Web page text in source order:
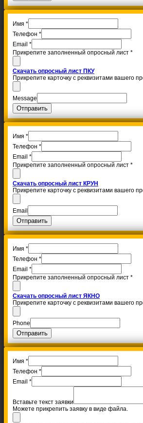
Имя *
Телефон *
Email *
Прикрепите заполненный опросный лист *
Скачать опросный лист ПКУ
Прикрепите карточку с реквизитами вашего
Message
Отправить
Имя *
Телефон *
Email *
Прикрепите заполненный опросный лист *
Скачать опросный лист КРУН
Прикрепите карточку с реквизитами вашего
Email
Отправить
Имя *
Телефон *
Email *
Прикрепите заполненный опросный лист *
Скачать опросный лист ЯКНО
Прикрепите карточку с реквизитами вашего
Phone
Отправить
Имя *
Телефон *
Email *
Вставьте текст заявки
Можете прикрепить заявку в виде файла.